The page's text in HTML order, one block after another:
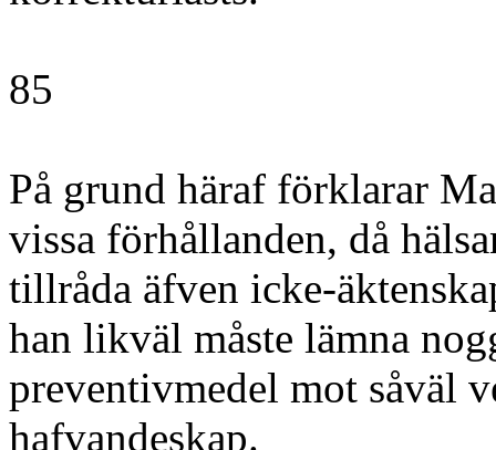
85
På grund häraf förklarar
vissa förhållanden, då
tillråda äfven icke-
han likväl måste lämna
preventivmedel mot såväl
hafvandeskap.